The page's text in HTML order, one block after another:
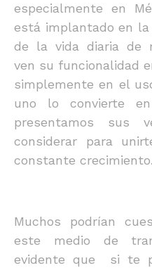
especialmente en
está implantado en
de la vida diaria de
ven su funcionalidad
simplemente en el
uno lo convierte
presentamos sus
considerar para
constante crecimiento.
Muchos podrían
este medio de
evidente que si te